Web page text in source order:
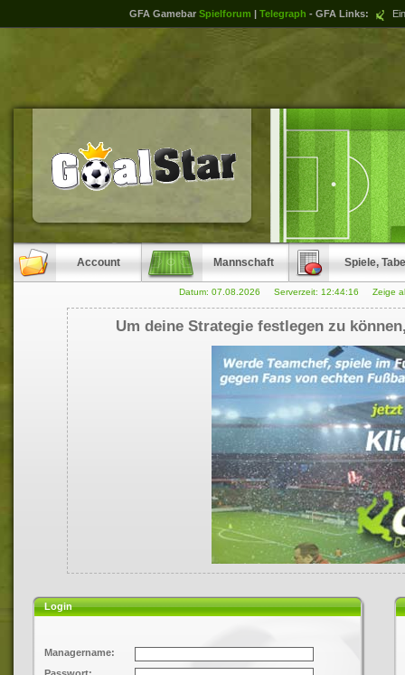
GFA Gamebar Spielforum | Telegraph - GFA Links:
Account Mannschaft Spiele,
Datum: 07.08.2026 Serverzeit: 12:44:16 Zeige
Um deine Strategie festlegen zu
Login
Managername: